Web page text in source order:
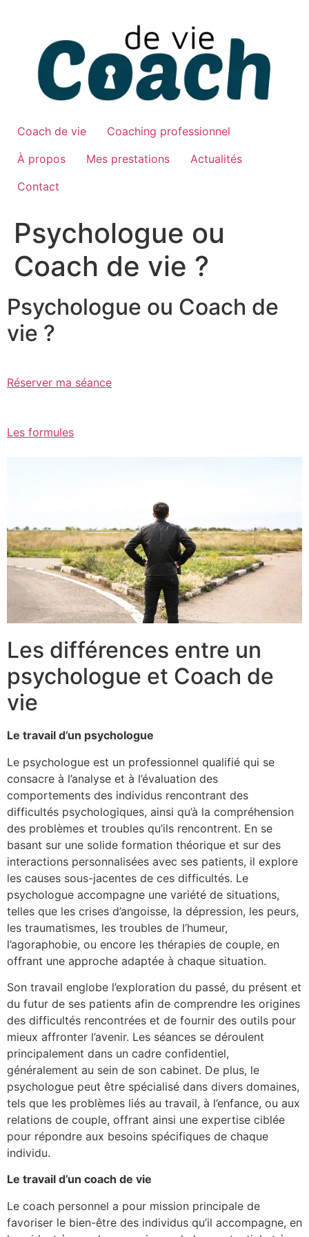
Coach de vie
Coaching professionnel
À propos
Mes prestations
Actualités
Contact
Psychologue ou
Coach de vie ?
Psychologue ou Coach de
vie ?
Réserver ma séance
Les formules
Les différences entre un
psychologue et Coach de
vie
Le travail d’un psychologue
Le psychologue est un professionnel qualifié qui se
consacre à l’analyse et à l’évaluation des
comportements des individus rencontrant des
difficultés psychologiques, ainsi qu’à la compréhension
des problèmes et troubles qu’ils rencontrent. En se
basant sur une solide formation théorique et sur des
interactions personnalisées avec ses patients, il explore
les causes sous-jacentes de ces difficultés. Le
psychologue accompagne une variété de situations,
telles que les crises d’angoisse, la dépression, les peurs,
les traumatismes, les troubles de l’humeur,
l’agoraphobie, ou encore les thérapies de couple, en
offrant une approche adaptée à chaque situation.
Son travail englobe l’exploration du passé, du présent et
du futur de ses patients afin de comprendre les origines
des difficultés rencontrées et de fournir des outils pour
mieux affronter l’avenir. Les séances se déroulent
principalement dans un cadre confidentiel,
généralement au sein de son cabinet. De plus, le
psychologue peut être spécialisé dans divers domaines,
tels que les problèmes liés au travail, à l’enfance, ou aux
relations de couple, offrant ainsi une expertise ciblée
pour répondre aux besoins spécifiques de chaque
individu.
Le travail d’un coach de vie
Le coach personnel a pour mission principale de
favoriser le bien-être des individus qu’il accompagne, en